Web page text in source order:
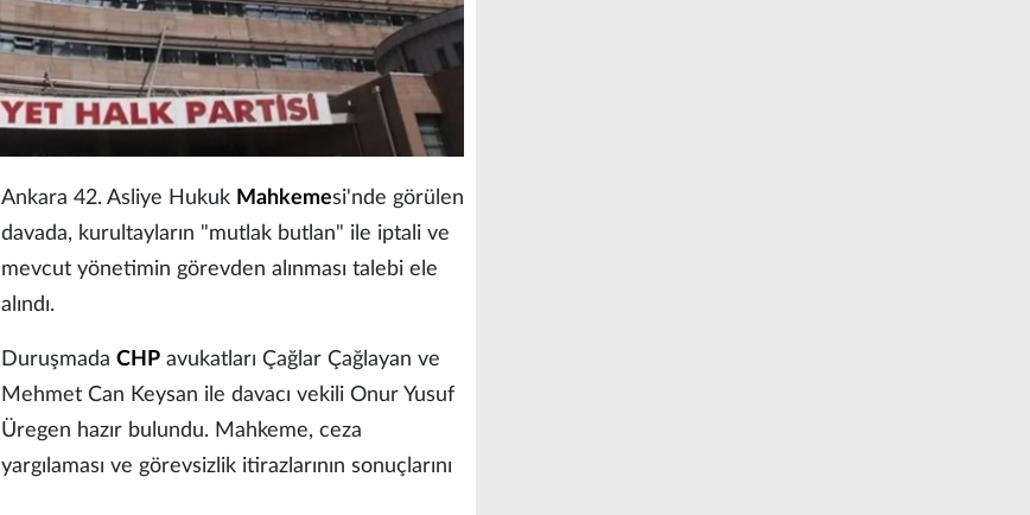
Ankara 42. Asliye Hukuk Mahkemesi'nde görülen
davada, kurultayların "mutlak butlan" ile iptali ve
mevcut yönetimin görevden alınması talebi ele
alındı.
Duruşmada CHP avukatları Çağlar Çağlayan ve
Mehmet Can Keysan ile davacı vekili Onur Yusuf
Üregen hazır bulundu. Mahkeme, ceza
yargılaması ve görevsizlik itirazlarının sonuçlarını